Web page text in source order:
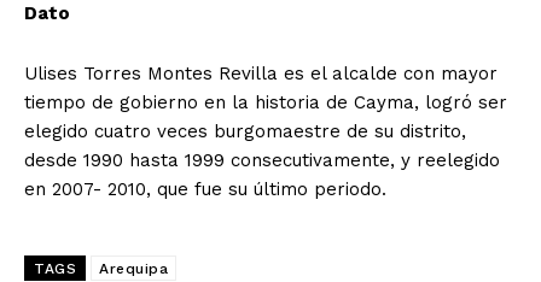
Dato
Ulises Torres Montes Revilla es el alcalde con mayor
tiempo de gobierno en la historia de Cayma, logró ser
elegido cuatro veces burgomaestre de su distrito,
desde 1990 hasta 1999 consecutivamente, y reelegido
en 2007- 2010, que fue su último periodo.
TAGS Arequipa